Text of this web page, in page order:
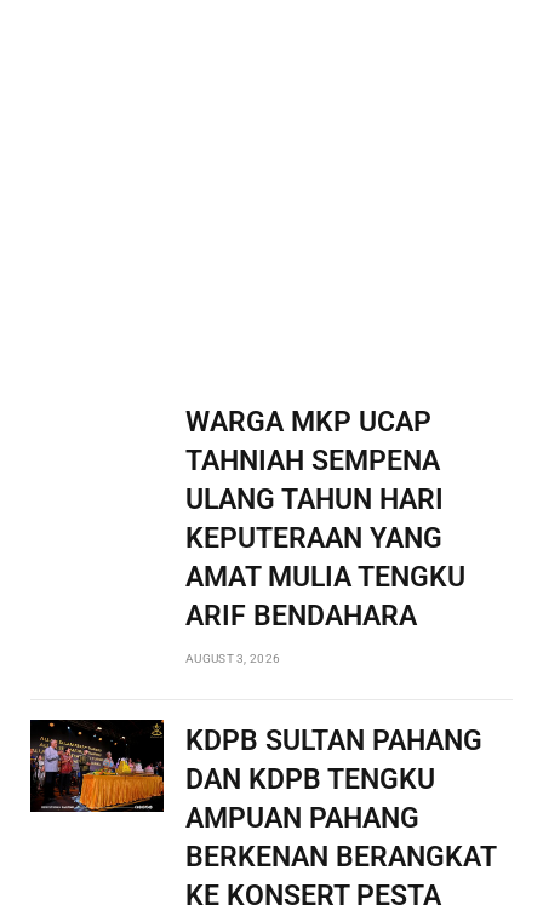
WARGA MKP UCAP
TAHNIAH SEMPENA
ULANG TAHUN HARI
KEPUTERAAN YANG
AMAT MULIA TENGKU
ARIF BENDAHARA
AUGUST 3, 2026
KDPB SULTAN PAHANG
DAN KDPB TENGKU
AMPUAN PAHANG
BERKENAN BERANGKAT
KE KONSERT PESTA